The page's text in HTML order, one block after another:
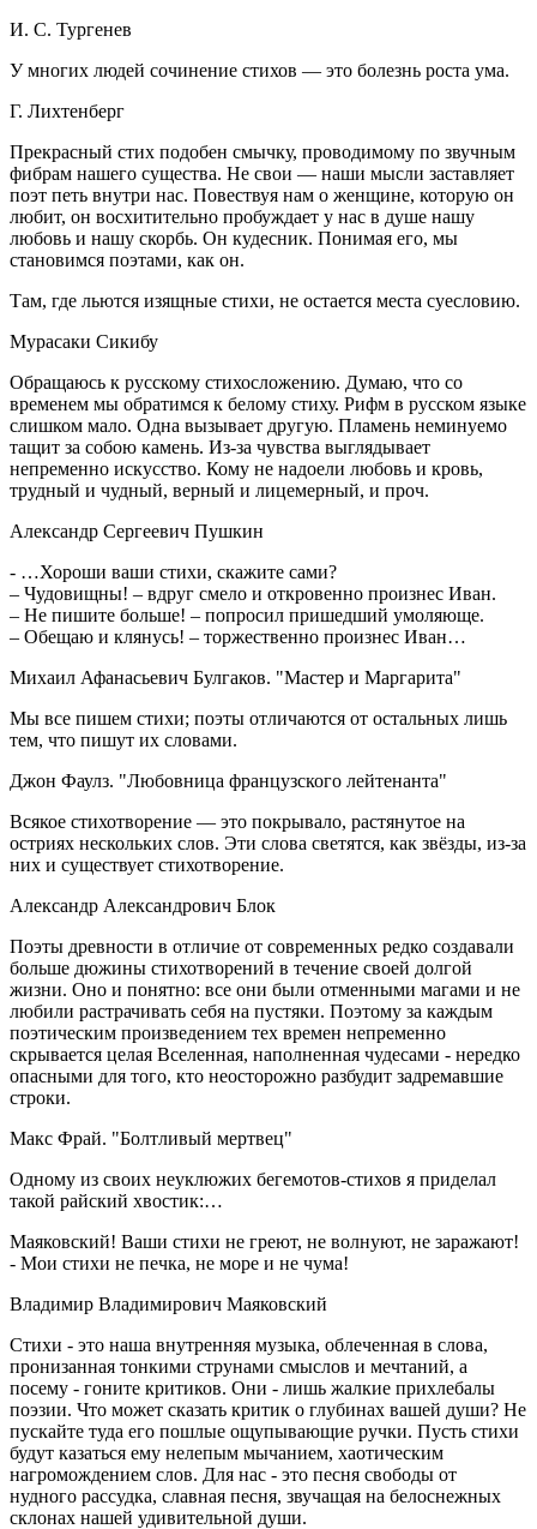
И. С. Тургенев
У многих людей сочинение стихов — это болезнь роста ума.
Г. Лихтенберг
Прекрасный стих подобен смычку, проводимому по звучным
фибрам нашего существа. Не свои — наши мысли заставляет
поэт петь внутри нас. Повествуя нам о женщине, которую он
любит, он восхитительно пробуждает у нас в душе нашу
любовь и нашу скорбь. Он кудесник. Понимая его, мы
становимся поэтами, как он.
Там, где льются изящные стихи, не остается места суесловию.
Мурасаки Сикибу
Обращаюсь к русскому стихосложению. Думаю, что со
временем мы обратимся к белому стиху. Рифм в русском языке
слишком мало. Одна вызывает другую. Пламень неминуемо
тащит за собою камень. Из-за чувства выглядывает
непременно искусство. Кому не надоели любовь и кровь,
трудный и чудный, верный и лицемерный, и проч.
Александр Сергеевич Пушкин
- …Хороши ваши стихи, скажите сами?
– Чудовищны! – вдруг смело и откровенно произнес Иван.
– Не пишите больше! – попросил пришедший умоляюще.
– Обещаю и клянусь! – торжественно произнес Иван…
Михаил Афанасьевич Булгаков. "Мастер и Маргарита"
Мы все пишем стихи; поэты отличаются от остальных лишь
тем, что пишут их словами.
Джон Фаулз. "Любовница французского лейтенанта"
Всякое стихотворение — это покрывало, растянутое на
остриях нескольких слов. Эти слова светятся, как звёзды, из-за
них и существует стихотворение.
Александр Александрович Блок
Поэты древности в отличие от современных редко создавали
больше дюжины стихотворений в течение своей долгой
жизни. Оно и понятно: все они были отменными магами и не
любили растрачивать себя на пустяки. Поэтому за каждым
поэтическим произведением тех времен непременно
скрывается целая Вселенная, наполненная чудесами - нередко
опасными для того, кто неосторожно разбудит задремавшие
строки.
Макс Фрай. "Болтливый мертвец"
Одному из своих неуклюжих бегемотов-стихов я приделал
такой райский хвостик:…
Маяковский! Ваши стихи не греют, не волнуют, не заражают!
- Мои стихи не печка, не море и не чума!
Владимир Владимирович Маяковский
Стихи - это наша внутренняя музыка, облеченная в слова,
пронизанная тонкими струнами смыслов и мечтаний, а
посему - гоните критиков. Они - лишь жалкие прихлебалы
поэзии. Что может сказать критик о глубинах вашей души? Не
пускайте туда его пошлые ощупывающие ручки. Пусть стихи
будут казаться ему нелепым мычанием, хаотическим
нагромождением слов. Для нас - это песня свободы от
нудного рассудка, славная песня, звучащая на белоснежных
склонах нашей удивительной души.